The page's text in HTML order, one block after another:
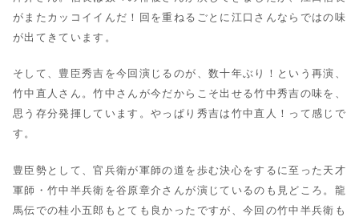
がまたカッコイイんだ！回を重ねるごとに江口さんならではの味
が出てきています。
そして、豊臣秀吉を今回演じるのが、数十年ぶり！という再演、
竹中直人さん。竹中さんが今だからこそ出せる竹中秀吉の味を、
思う存分発揮しています。やっぱり秀吉は竹中直人！って感じで
す。
豊臣勢として、官兵衛が軍師の道を歩む決心をするに至った天才
軍師・竹中半兵衛を谷原章介さんが演じているのも見どころ。龍
馬伝での桂小五郎もとても良かったですが、今回の竹中半兵衛も